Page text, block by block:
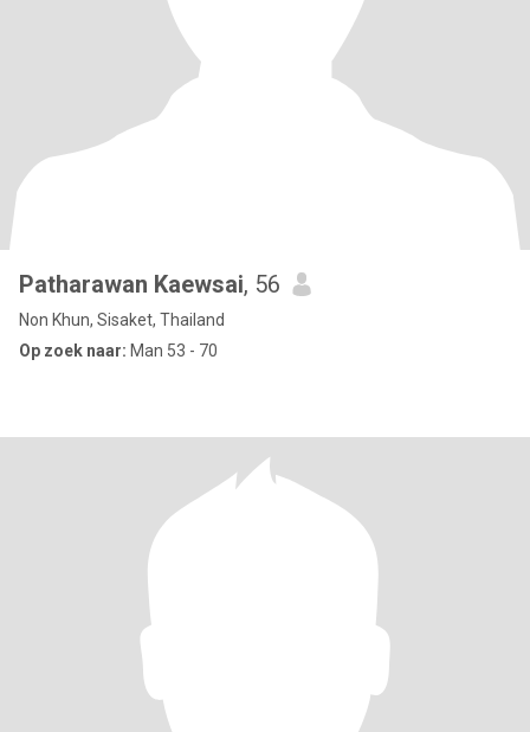
Patharawan Kaewsai, 56
Non Khun, Sisaket, Thailand
Op zoek naar: Man 53 - 70